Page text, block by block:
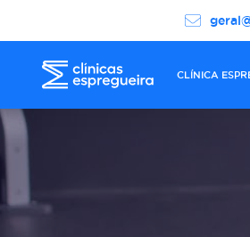
CLÍNICA